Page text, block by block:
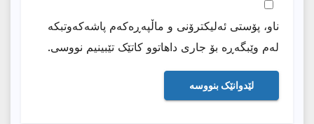
ناو، پۆستی ئەلیکترۆنی و ماڵپەڕەکەم پاشەکەوتبکە
لەم وێبگەڕە بۆ جاری داهاتوو کاتێک تێبینیم نووسی.